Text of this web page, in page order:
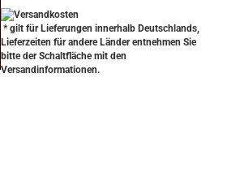
* gilt für Lieferungen innerhalb Deutschlands,
Lieferzeiten für andere Länder entnehmen Sie
bitte der Schaltfläche mit den
Versandinformationen.